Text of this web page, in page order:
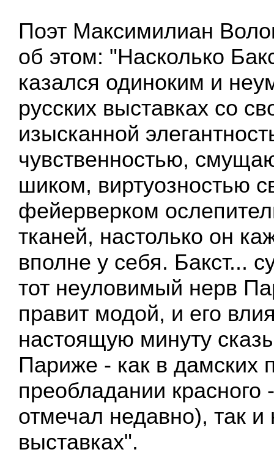
Поэт Максимилиан
об этом: "Насколько
казался одиноким и
русских выставках со
изысканной
чувственностью,
шиком, виртуозностью
фейерверком
тканей, настолько он
вполне у себя. Бакст...
тот неуловимый нерв
правит модой, и его
настоящую минуту
Париже - как в дамских
преобладании красного
отмечал недавно), так и
выставках".